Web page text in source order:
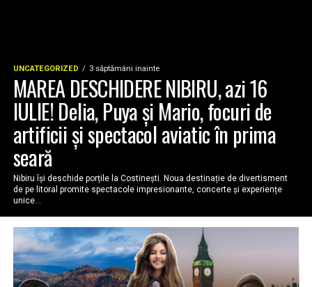
UNCATEGORIZED 3 săptămâni inainte
MAREA DESCHIDERE NIBIRU, azi 16
IULIE! Delia, Puya și Mario, focuri de
artificii și spectacol aviatic în prima
seară
Nibiru își deschide porțile la Costinești. Noua destinație de divertisment
de pe litoral promite spectacole impresionante, concerte și experiențe
unice...